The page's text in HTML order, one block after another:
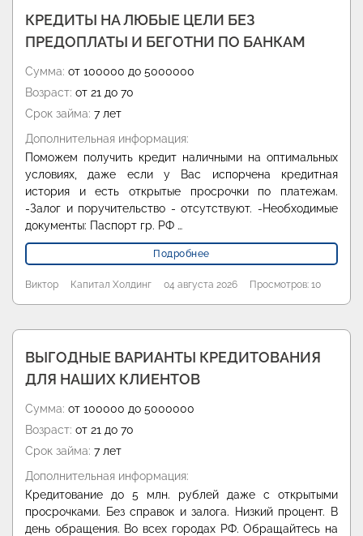
КРЕДИТЫ НА ЛЮБЫЕ ЦЕЛИ БЕЗ
ПРЕДОПЛАТЫ И БЕГОТНИ ПО БАНКАМ
Сумма: от 100000 до 5000000
Возраст: от 21 до 70
Срок займа: 7 лет
Дополнительная информация:
Поможем получить кредит наличными на оптимальных
условиях, даже если у Вас испорчена кредитная
история и есть открытые просрочки по платежам.
-Залог и поручительство - отсутствуют. -Необходимые
документы: Паспорт гр. РФ …
Подробнее
Виктор Капитал Холдинг 04 августа 2026 Просмотров: 10
ВЫГОДНЫЕ ВАРИАНТЫ КРЕДИТОВАНИЯ
ДЛЯ НАШИХ КЛИЕНТОВ
Сумма: от 100000 до 5000000
Возраст: от 21 до 70
Срок займа: 7 лет
Дополнительная информация:
Кредитование до 5 млн. рублей даже с открытыми
просрочками. Без справок и залога. Низкий процент. В
день обращения. Во всех городах РФ. Обращайтесь на